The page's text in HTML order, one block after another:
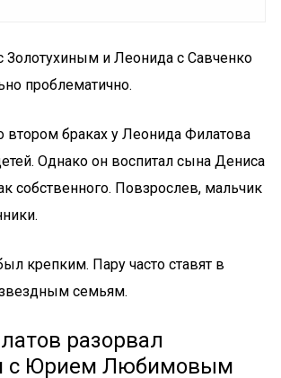
и Леонида с Савченко
проблематично.
втором браках у Леонида Филатова
Однако он воспитал сына Дениса
собственного. Повзрослев, мальчик
крепким. Пару часто ставят в
семьям.
разорвал
с Юрием Любимовым